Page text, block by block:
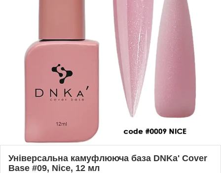
Універсальна камуфлююча база DNKa' Cover
Base #09, Nice, 12 мл